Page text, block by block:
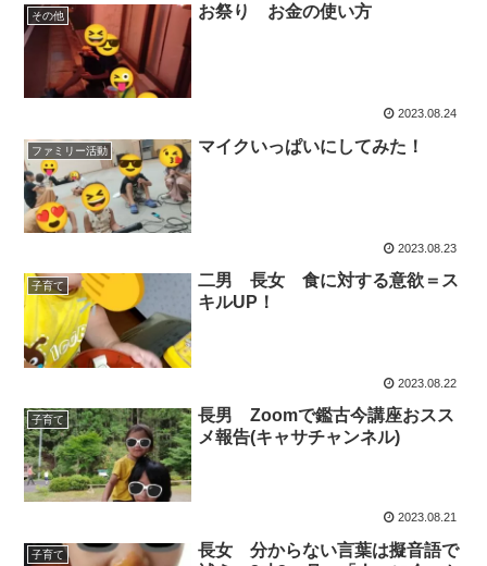
その他 お祭り お金の使い方
2023.08.24
ファミリー活動 マイクいっぱいにしてみた！
2023.08.23
子育て
二男 長女 食に対する意欲＝ス
キルUP！
2023.08.22
子育て
長男 Zoomで鑑古今講座おスス
メ報告(キャサチャンネル)
2023.08.21
子育て
長女 分からない言葉は擬音語で